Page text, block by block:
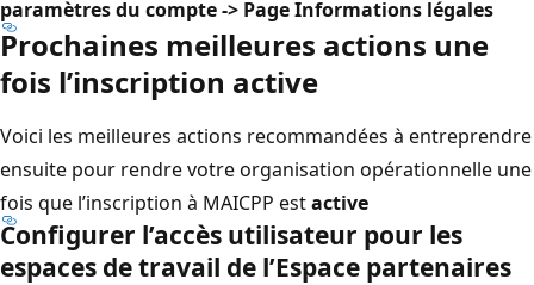
paramètres du compte -> Page Informations légales
Prochaines meilleures actions une
fois l’inscription active
Voici les meilleures actions recommandées à entreprendre
ensuite pour rendre votre organisation opérationnelle une
fois que l’inscription à MAICPP estactive
Configurer l’accès utilisateur pour les
espaces de travail de l’Espace partenaires